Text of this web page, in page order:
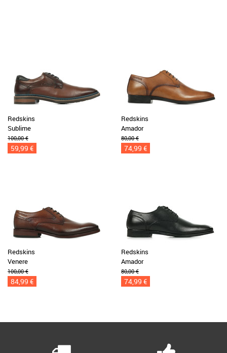
Redskins
Sublime
100,00 €
59,99 €
Redskins
Amador
80,00 €
74,99 €
Redskins
Venere
100,00 €
84,99 €
Redskins
Amador
80,00 €
74,99 €